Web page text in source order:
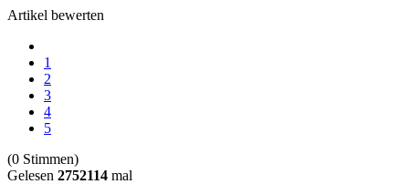
Artikel bewerten
1
2
3
4
5
(0 Stimmen)
Gelesen 2752114 mal